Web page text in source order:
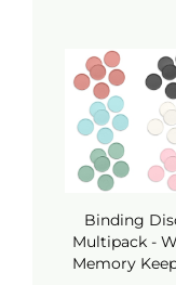
Binding
Multipack -
Memory